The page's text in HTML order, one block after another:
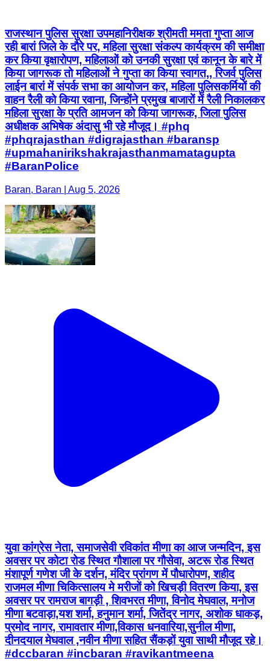
राजस्थान पुलिस सुरक्षा उपमहानिरीक्षक श्रीमती ममता गुप्ता आज
रही बारां जिले के दौरे पर, महिला सुरक्षा संकल्प कार्यक्रम की समीक्षा
कर किया वृक्षारोपण, महिलाओं को उनकी सुरक्षा एवं कानून के बारे में
किया जागरूक तो महिलाओं ने गुप्ता का किया स्वागत,, रिजर्व पुलिस
लाईन बारां में संपर्क सभा का आयोजन कर, महिला पुलिसकर्मियों की
वाहन रैली को किया रवाना, जिन्होंने प्रमुख बाजारों में रैली निकालकर
महिला सुरक्षा के प्रति आमजन को किया जागरूक, जिला पुलिस
अधीक्षक अभिषेक अंदासु भी रहे मौजूद। #phq
#phqrajasthan #digrajasthan #baransp
#upmahanirikshakrajasthanmamatagupta
#BaranPolice
Baran, Baran | Aug 5, 2026
युवा कांग्रेस नेता, समाजसेवी रविकांत मीणा का आज जन्मदिन, इस
अवसर पर कोटा रोड स्थित गौशाला पर गौसेवा, अटरू रोड स्थित
मंशापूर्ण गणेश जी के दर्शन, मंदिर प्रांगण में पौधारोपण, शहीद
राजमल मीणा चिकित्सालय मे मरीजों को खिचड़ी वितरण किया, इस
अवसर पर रामराज बागड़ी , शिवभरत मीणा, विनोद मेघवाल, मनोज
मीणा बटवाड़ा,यश शर्मा, हनुमान शर्मा, जितेंद्र नागर, अशोक धाकड़,
प्रमोद नागर, रामावतार मीणा,विकास धनवारिया,सुनील मीणा,
दीनदयाल मेघवाल ,नवीन मीणा सहित सैंकड़ों युवा साथी मौजूद रहे।
#dccbaran #incbaran #ravikantmeena